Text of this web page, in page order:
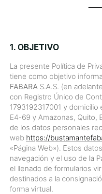
1. OBJETIVO
La presente Política de
tiene como objetivo
FABARA S.A.S. (en
con Registro Único de
1793192317001 y domicilio
E4-69 y Amazonas, Quito,
de los datos personales
web https://
«Página Web»). Estos
navegación y el uso de la
el llenado de formularios
destinados a la
forma virtual.